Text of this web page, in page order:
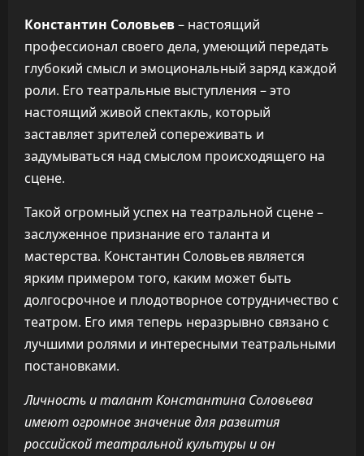
Константин Соловьев– настоящий
профессионал своего дела, умеющий передать
глубокий смысл и эмоциональный заряд каждой
роли. Его театральные выступления – это
настоящий живой спектакль, который
заставляет зрителей сопереживать и
задумываться над смыслом происходящего на
сцене.
Такой огромный успех на театральной сцене –
заслуженное признание его таланта и
мастерства. Константин Соловьев является
ярким примером того, каким может быть
долгосрочное и плодотворное сотрудничество с
театром. Его имя теперь неразрывно связано с
лучшими ролями и интересными театральными
постановками.
Личность и талант Константина Соловьева
имеют огромное значение для развития
российской театральной культуры и он